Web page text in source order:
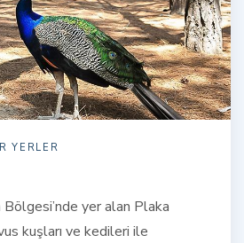
YERLER
Bölgesi’nde yer alan Plaka
kuşları ve kedileri ile